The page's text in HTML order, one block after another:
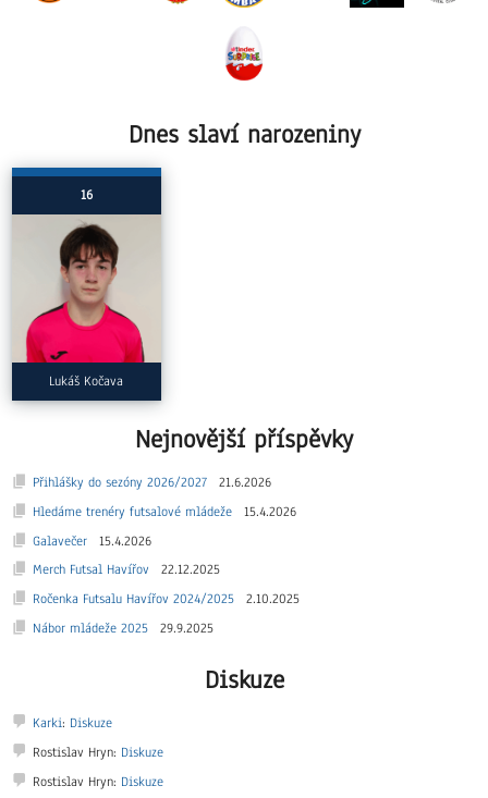
Dnes slaví narozeniny
16
Lukáš Kočava
Nejnovější příspěvky
Přihlášky do sezóny 2026/2027
21.6.2026
Hledáme trenéry futsalové mládeže
15.4.2026
Galavečer
15.4.2026
Merch Futsal Havířov
22.12.2025
Ročenka Futsalu Havířov 2024/2025
2.10.2025
Nábor mládeže 2025
29.9.2025
Diskuze
Karki: Diskuze
Rostislav Hryn: Diskuze
Rostislav Hryn: Diskuze